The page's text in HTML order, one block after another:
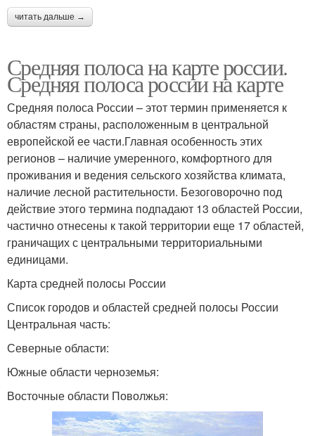
читать дальше →
Средняя полоса на карте россии.
Средняя полоса россии на карте
Средняя полоса России – этот термин применяется к
областям страны, расположенным в центральной
европейской ее части.Главная особенность этих
регионов – наличие умеренного, комфортного для
проживания и ведения сельского хозяйства климата,
наличие лесной растительности. Безоговорочно под
действие этого термина подпадают 13 областей России,
частично отнесены к такой территории еще 17 областей,
граничащих с центральными территориальными
единицами.
Карта средней полосы России
Список городов и областей средней полосы России
Центральная часть:
Северные области:
Южные области черноземья:
Восточные области Поволжья: